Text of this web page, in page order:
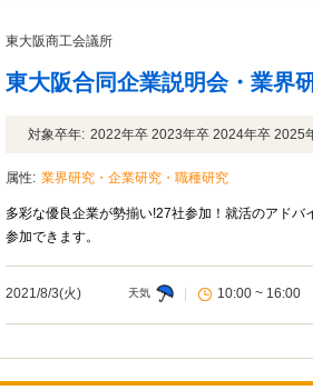
東大阪商工会議所
東大阪合同企業説明会・業界
対象卒年: 2022年卒 2023年卒 2024年卒 2025
属性: 業界研究・企業研究・職種研究
多彩な優良企業が勢揃い!27社参加！就活のアド
参加できます。
2021/8/3(火) 天気 10:00 ~ 16:00